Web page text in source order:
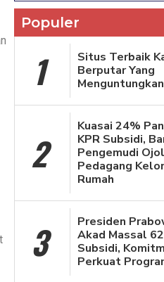
Populer
1
Situs Terbaik
Berputar Yang
Menguntungkan
2
Kuasai 24%
KPR Subsidi,
Pengemudi
Pedagang
Rumah
3
Presiden
Akad Massal
Subsidi,
Perkuat